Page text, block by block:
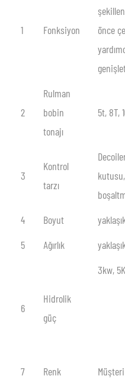
1 Fonksiyon
önce
2
Rulman
bobin
tonajı
5t, 8T,
3
Kontrol
tarzı
4
Boyut
5
Ağırlık
6
Hidrolik
güç
3kw,
7 Renk